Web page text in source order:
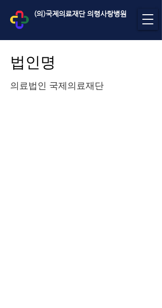
(의)국제의료재단 의령사랑병원
법인명
의료법인 국제의료재단